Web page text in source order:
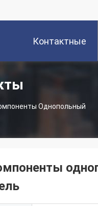
Контактные
Однопольный